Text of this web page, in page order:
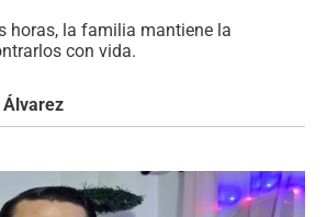
horas, la familia mantiene la
con vida.
Álvarez